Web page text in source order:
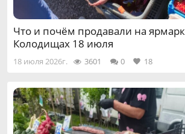
Что и почём продавали на
Колодищах 18 июля
18 июля 2026г. 3601 0 18